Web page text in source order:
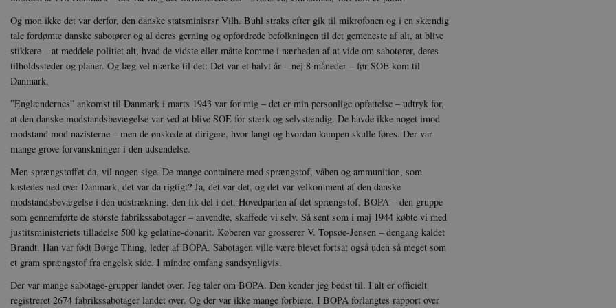
Og mon ikke det var derfor, den danske statsminisrsr Vilh. Buhl straks efter gik til mikrofonen og i en skændig
tale fordømte danske sabotører og al deres gerning og opfordrede befolkningen til det gemeneste af alt, at blive
stikkere – at meddele politiet alt, hvad de vidste eller måtte komme i nærheden af at vide om sabotører, deres
tilholdssteder og planer. Og læg vel mærke til det: Det var et halvt år – nej 8 måneder – før SOE kom til
Danmark.
”Englændernes” ankomst til Danmark i marts 1943 var for mig – det er min personlige opfattelse – udtryk for,
at den danske modstandsbevægelse var ved at blive SOE for stærk og selvstændig. De havde ikke noget imod
modstand mod nazisterne – men de ønskede at dirigere, hvor langt og hvordan kampen skulle føres. Der var
mange grove forvanskninger i den udsendelse.
Men sprængstoffet da, vil nogen sige. De mange containere med sprængstof, våben og ammunition, som
kastedes ned over Danmark, det var da rigtigt? Ja, det var det, og det var velkomment af den danske
modstandsbevægelse i den udstrækning, den fik del i det. Hovedparten af det sprængstof, BOPA – den gruppe
som gennemførte de største fabrikssabotager – anvendte, skaffede vi selv. Så sent som i maj 1944 købte vi med
justitsministeriets tilladelse 500 kg gelatine-donarit. Køberen var grosserer V. Topsøe-Jensen – dengang kaldet
Brandt. Han var født Børge Thing, leder af BOPA. Sabotagen ville være blevet fortsat også uden så meget som
et gram sprængstof fra engelsk side. I mindre omfang sandsynligvis.
Der var mange sabotage-grupper landet over. Jeg taler om BOPA. Den kender jeg bedst til. I alt er officielt
registreret 2674 fabrikssabotager landet over. Og der var ikke mange forbiere. I BOPA forlangtes rapport over
Hjemmesiden kan ikke fungerer uden disse cookies.
Navn
Udbyder / Domæne Udløb
be_typo_user
TYPO3 Association
.danmarkshistorien.dk
Session
sp_landing
Spotify Inc.
.spotify.com
1 dag
CookieScriptConsent
CookieScript
danmarkshistorien.dk
XSRF-TOKEN
danmarkshistoriendk.h5p.com
__cf_bm
30